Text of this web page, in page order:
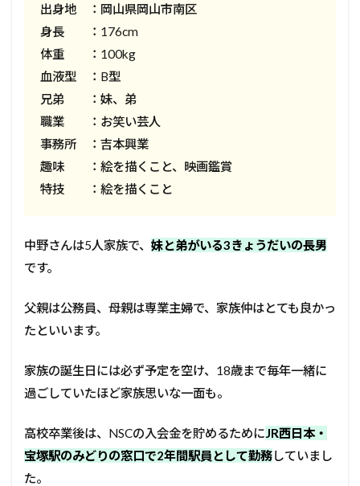
出身地 ：岡山県岡山市南区
身長 ：176cm
体重 ：100kg
血液型 ：B型
兄弟 ：妹、弟
職業 ：お笑い芸人
事務所 ：吉本興業
趣味 ：絵を描くこと、映画鑑賞
特技 ：絵を描くこと
中野さんは5人家族で、 妹と弟がいる3きょうだいの長男
です。
父親は公務員、母親は専業主婦で、家族仲はとても良かっ
たといいます。
家族の誕生日には必ず予定を空け、18歳まで毎年一緒に
過ごしていたほど家族思いな一面も。
高校卒業後は、NSCの入会金を貯めるためにJR西日本・
宝塚駅のみどりの窓口で2年間駅員として勤務していまし
た。